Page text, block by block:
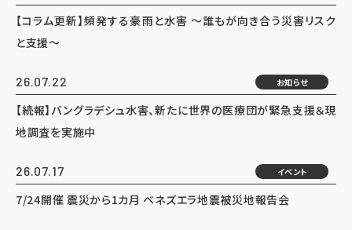
【コラム更新】頻発する豪雨と水害 ～誰もが向き合う災害リスク
と支援～
26.07.22 お知らせ
【続報】バングラデシュ水害、新たに世界の医療団が緊急支援＆現
地調査を実施中
26.07.17 イベント
7/24開催 震災から1カ月 ベネズエラ地震被災地報告会